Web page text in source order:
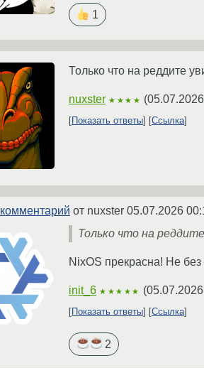
1
Только что на реддите
nuxster ★★★★ (
Показать ответы Ссылка
комментарий от nuxster 05.07.2026
Только что на
NixOS прекрасна! Не
init_6 ★★★★★ (
Показать ответы Ссылка
2